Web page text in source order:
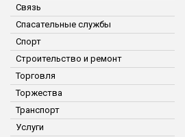
Связь
Спасательные службы
Спорт
Строительство и ремонт
Торговля
Торжества
Транспорт
Услуги